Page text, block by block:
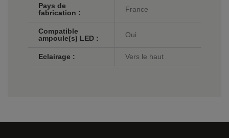
Pays de
fabrication :
France
Compatible
ampoule(s) LED :
Oui
Eclairage : Vers le haut